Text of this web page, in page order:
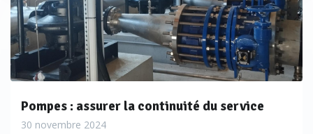
Pompes : assurer la continuité du service
30 novembre 2024